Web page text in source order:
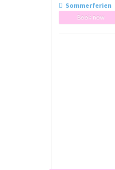
Sommerferien
Book now